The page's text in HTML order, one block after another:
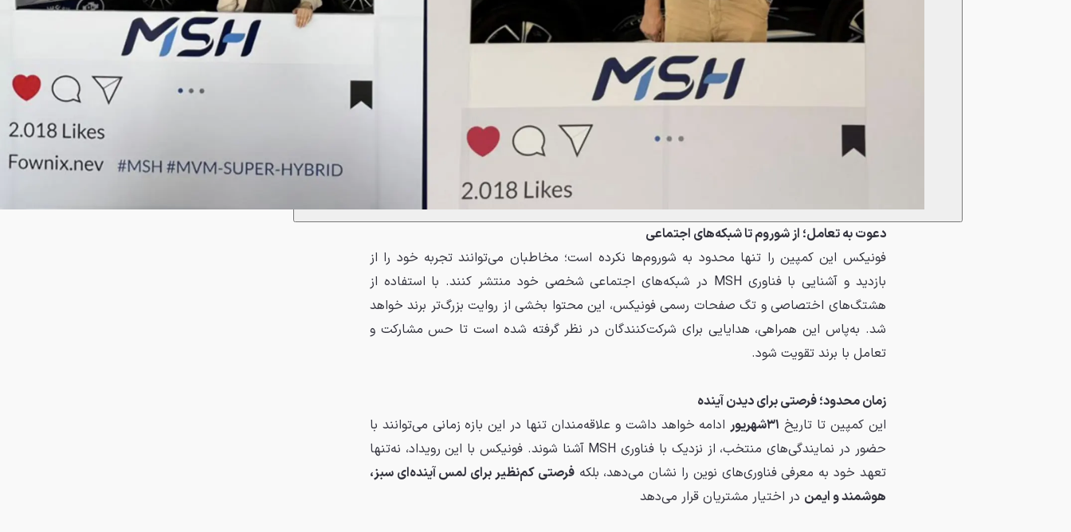
دعوت به تعامل؛ از شوروم تا شبکه‌های اجتماعی
فونیکس این کمپین را تنها محدود به شوروم‌ها نکرده است؛ مخاطبان می‌توانند تجربه خود را از
بازدید و آشنایی با فناوری MSH در شبکه‌های اجتماعی شخصی خود منتشر کنند. با استفاده از
هشتگ‌های اختصاصی و تگ صفحات رسمی فونیکس، این محتوا بخشی از روایت بزرگ‌تر برند خواهد
شد. به‌پاس این همراهی، هدایایی برای شرکت‌کنندگان در نظر گرفته شده است تا حس مشارکت و
تعامل با برند تقویت شود.
زمان محدود؛ فرصتی برای دیدن آینده
این کمپین تا تاریخ ۳۱شهریور
ادامه خواهد داشت و علاقه‌مندان تنها در این بازه زمانی می‌توانند با
حضور در نمایندگی‌های منتخب، از نزدیک با فناوری MSH آشنا شوند. فونیکس با این رویداد، نه‌تنها
تعهد خود به معرفی فناوری‌های نوین را نشان می‌دهد، بلکهفرصتی کم‌نظیر برای لمس آینده‌ای سبز،
هوشمند و ایمن در اختیار مشتریان قرار می‌دهد